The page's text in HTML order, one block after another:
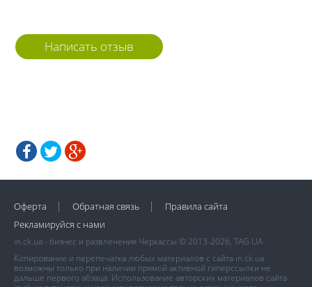
Написать отзыв
Оферта Обратная связь
Правила сайта
Рекламируйся с нами
in.ck.ua - бизнес и развлечения Черкассы © 2013-2026, TAG.UA
Копирование и перепечатка любых материалов с сайта in.ck.ua
возможны только при наличии прямой активной гиперссылки не
дальше первого абзаца. Использование авторских материалов сайта